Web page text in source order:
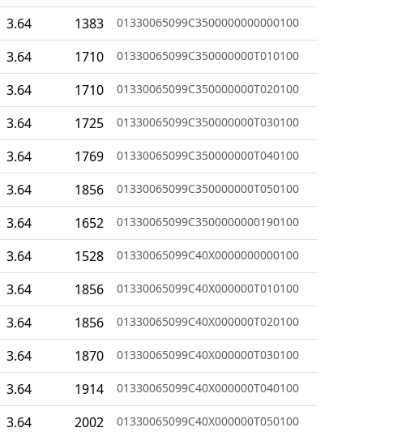
3.64 1383 01330065099C3500000000000100
3.64 1710 01330065099C350000000T010100
3.64 1710 01330065099C350000000T020100
3.64 1725 01330065099C350000000T030100
3.64 1769 01330065099C350000000T040100
3.64 1856 01330065099C350000000T050100
3.64 1652 01330065099C3500000000190100
3.64 1528 01330065099C40X0000000000100
3.64 1856 01330065099C40X000000T010100
3.64 1856 01330065099C40X000000T020100
3.64 1870 01330065099C40X000000T030100
3.64 1914 01330065099C40X000000T040100
3.64 2002 01330065099C40X000000T050100